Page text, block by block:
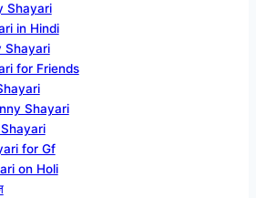
Shayari
in Hindi
Shayari
for Friends
Shayari
for Gf
on Holi